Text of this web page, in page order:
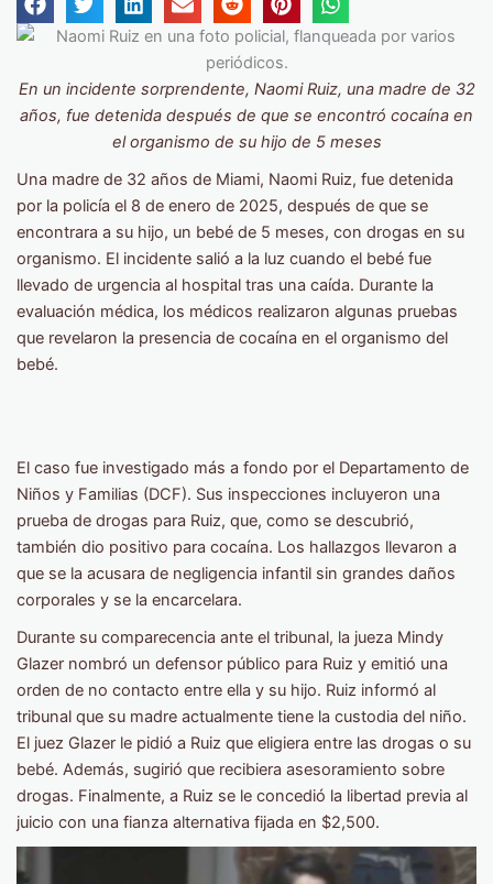
En un incidente sorprendente, Naomi Ruiz, una madre de 32
años, fue detenida después de que se encontró cocaína en
el organismo de su hijo de 5 meses
Una madre de 32 años de Miami, Naomi Ruiz, fue detenida
por la policía el 8 de enero de 2025, después de que se
encontrara a su hijo, un bebé de 5 meses, con drogas en su
organismo. El incidente salió a la luz cuando el bebé fue
llevado de urgencia al hospital tras una caída. Durante la
evaluación médica, los médicos realizaron algunas pruebas
que revelaron la presencia de cocaína en el organismo del
bebé.
El caso fue investigado más a fondo por el Departamento de
Niños y Familias (DCF). Sus inspecciones incluyeron una
prueba de drogas para Ruiz, que, como se descubrió,
también dio positivo para cocaína. Los hallazgos llevaron a
que se la acusara de negligencia infantil sin grandes daños
corporales y se la encarcelara.
Durante su comparecencia ante el tribunal, la jueza Mindy
Glazer nombró un defensor público para Ruiz y emitió una
orden de no contacto entre ella y su hijo. Ruiz informó al
tribunal que su madre actualmente tiene la custodia del niño.
El juez Glazer le pidió a Ruiz que eligiera entre las drogas o su
bebé. Además, sugirió que recibiera asesoramiento sobre
drogas. Finalmente, a Ruiz se le concedió la libertad previa al
juicio con una fianza alternativa fijada en $2,500.